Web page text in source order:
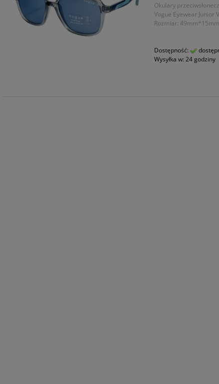
Okulary
Vogue Eyewear Junior
Rozmiar: 49mm*15mm
Dostępność:
Wysyłka w: 24 godziny